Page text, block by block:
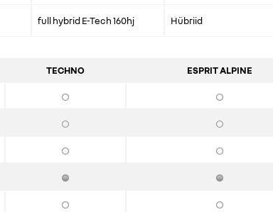
full hybrid E-Tech 160hj Hübriid
TECHNO ESPRIT ALPINE